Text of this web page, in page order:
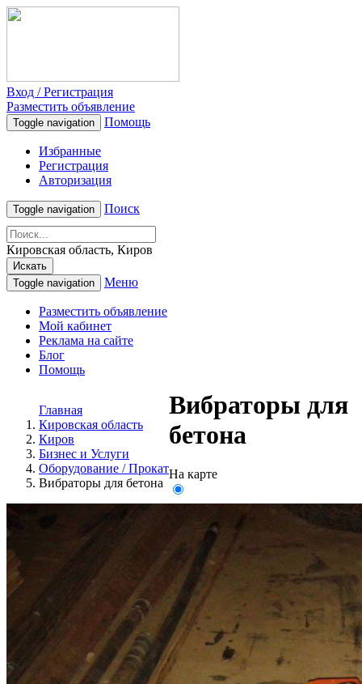
Вход / Регистрация
Разместить объявление
Toggle navigation Помощь
Избранные
Регистрация
Авторизация
Toggle navigation Поиск
Кировская область, Киров
Искать
Toggle navigation
Меню
Разместить объявление
Мой кабинет
Реклама на сайте
Блог
Помощь
Главная
Кировская область
Киров
Бизнес и Услуги
Оборудование / Прокат
Вибраторы для бетона
Вибраторы для
бетона
На карте